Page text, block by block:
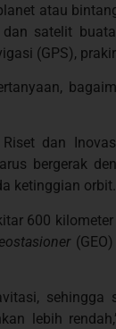
atau
satelit
(GPS),
dan
bergerak
ketinggian orbit.
600
sehingga
lebih